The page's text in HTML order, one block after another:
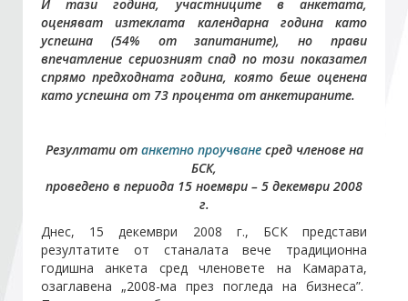
Дейности
Арбитражен съд
Стани член
Абонирайте се!
И тази година, участниците в анкетата,
оценяват изтеклата календарна година като
успешна (54% от запитаните), но прави
впечатление сериозният спад по този показател
спрямо предходната година, която беше оценена
като успешна от 73 процента от анкетираните.
Резултати от анкетно проучване сред членове на
БСК,
проведено в периода 15 ноември – 5 декември 2008
г.
Днес, 15 декември 2008 г., БСК представи
резултатите от станалата вече традиционна
годишна анкета сред членовете на Камарата,
озаглавена „2008-ма през погледа на бизнеса”.